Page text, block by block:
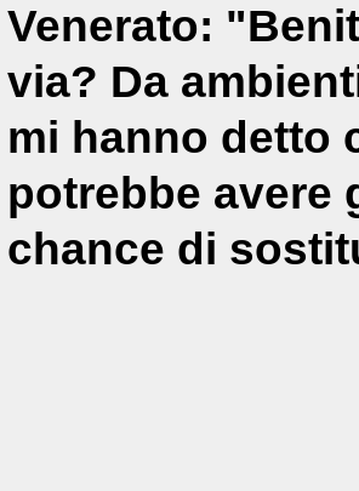
Venerato:
via? Da
mi hanno detto
potrebbe avere
chance di